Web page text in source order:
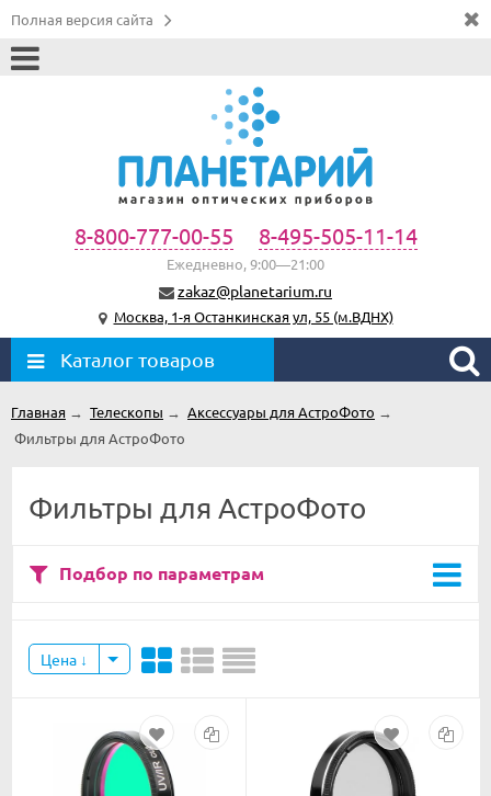
Полная версия сайта
8-800-777-00-55 8-495-505-11-14
Ежедневно, 9:00—21:00
zakaz@planetarium.ru
Москва, 1-я Останкинская ул, 55 (м.ВДНХ)
Каталог товаров
Главная → Телескопы → Аксессуары для АстроФото →
Фильтры для АстроФото
Фильтры для АстроФото
Подбор по параметрам
Цена